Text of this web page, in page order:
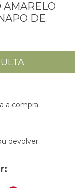
AMARELO
DE
a compra.
devolver.